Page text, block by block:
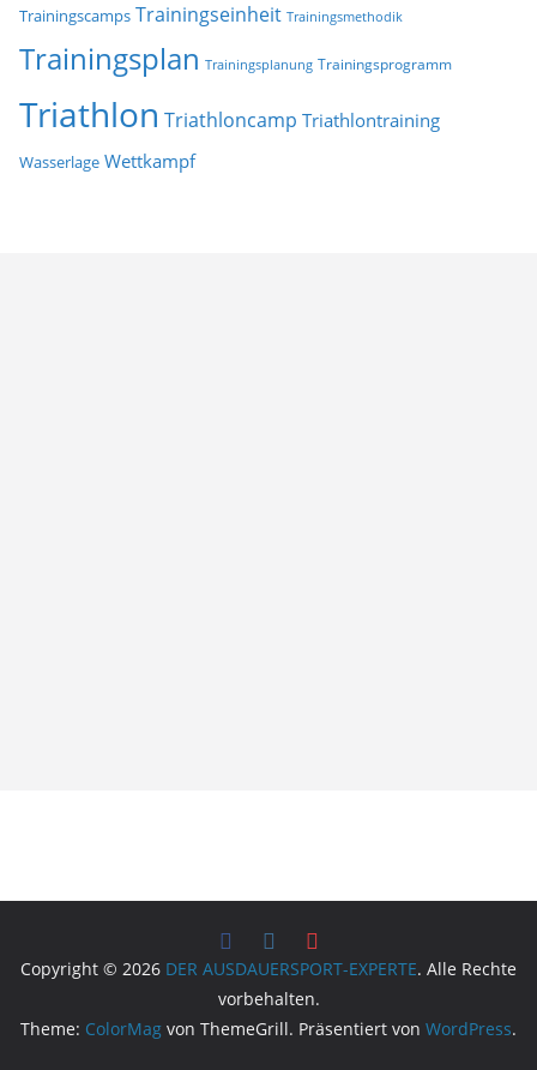
Trainingscamps Trainingseinheit Trainingsmethodik
Trainingsplan Trainingsplanung Trainingsprogramm
Triathlon Triathloncamp Triathlontraining
Wasserlage Wettkampf
Copyright © 2026 DER AUSDAUERSPORT-EXPERTE. Alle Rechte
vorbehalten.
Theme: ColorMag von ThemeGrill. Präsentiert von WordPress.